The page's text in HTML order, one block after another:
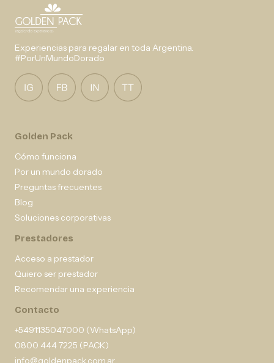
Experiencias para regalar en toda Argentina.
#PorUnMundoDorado
Golden Pack
Cómo funciona
Por un mundo dorado
Preguntas frecuentes
Blog
Soluciones corporativas
Prestadores
Acceso a prestador
Quiero ser prestador
Recomendar una experiencia
Contacto
+5491135047000 (WhatsApp)
0800 444 7225 (PACK)
info@goldenpack.com.ar